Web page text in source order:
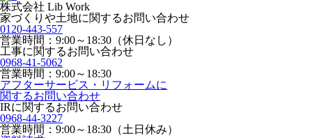
株式会社 Lib Work
家づくりや土地に関するお問い合わせ
0120-443-557
営業時間：9:00～18:30（休日なし）
工事に関するお問い合わせ
0968-41-5062
営業時間：9:00～18:30
アフターサービス・リフォームに
関するお問い合わせ
IRに関するお問い合わせ
0968-44-3227
営業時間：9:00～18:30（土日休み）